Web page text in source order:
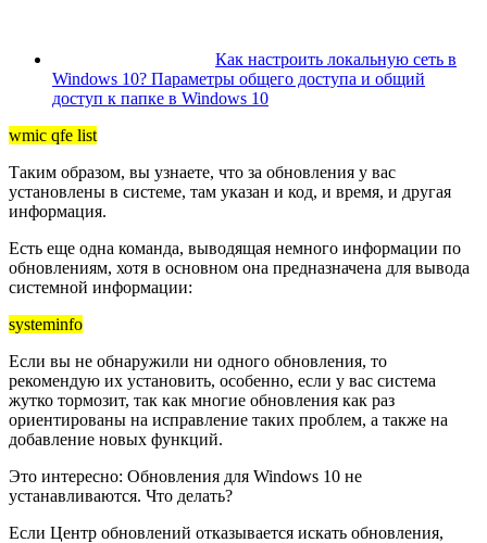
Как настроить локальную сеть в
Windows 10? Параметры общего доступа и общий
доступ к папке в Windows 10
wmic qfe list
Таким образом, вы узнаете, что за обновления у вас
установлены в системе, там указан и код, и время, и другая
информация.
Есть еще одна команда, выводящая немного информации по
обновлениям, хотя в основном она предназначена для вывода
системной информации:
systeminfo
Если вы не обнаружили ни одного обновления, то
рекомендую их установить, особенно, если у вас система
жутко тормозит, так как многие обновления как раз
ориентированы на исправление таких проблем, а также на
добавление новых функций.
Это интересно: Обновления для Windows 10 не
устанавливаются. Что делать?
Если Центр обновлений отказывается искать обновления,